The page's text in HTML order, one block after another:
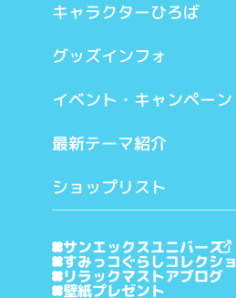
キャラクターひろば
グッズインフォ
イベント・キャンペーン
最新テーマ紹介
ショップリスト
サンエックスユニバース
すみっコぐらしコレクシ
リラックマストアブログ
壁紙プレゼント